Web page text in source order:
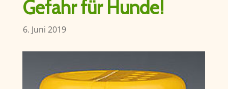
Gefahr für Hunde!
6. Juni 2019